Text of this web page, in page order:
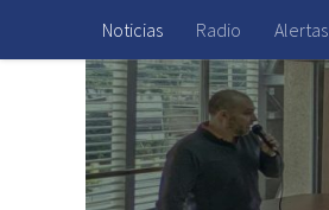
Saltar al contenido
Noticias Radio Alertas